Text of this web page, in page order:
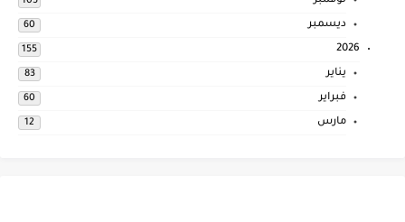
ديسمبر 60
2026
155
يناير 83
فبراير 60
مارس 12